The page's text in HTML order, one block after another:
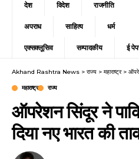
देश विदेश राजनीति
अपराध साहित्य धर्म
एक्सक्लूसिव सम्पादकीय ई
Akhand Rashtra News > राज्य > महाराष्ट्र>
महाराष्ट्र राज्य
ऑपरेशन सिंदूर ने
दिया नए भारत की